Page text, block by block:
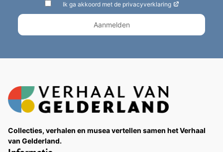
Ik ga akkoord met de privacyverklaring
Collecties, verhalen en musea vertellen samen het Verhaal
van Gelderland.